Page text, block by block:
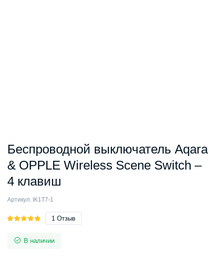
Беспроводной выключатель Aqara
& OPPLE Wireless Scene Switch –
4 клавиш
Артикул: IK1T7-1
Рейтинг
на основе
1Отзыв
В наличии